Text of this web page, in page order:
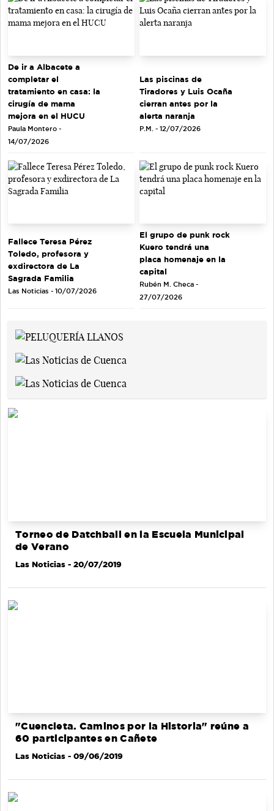
De ir a Albacete a
completar el
tratamiento en casa: la
cirugía de mama
mejora en el HUCU
Paula Montero -
14/07/2026
Las piscinas de
Tiradores y Luis Ocaña
cierran antes por la
alerta naranja
P.M. - 12/07/2026
Fallece Teresa Pérez
Toledo, profesora y
exdirectora de La
Sagrada Familia
Las Noticias - 10/07/2026
El grupo de punk rock
Kuero tendrá una
placa homenaje en la
capital
Rubén M. Checa -
27/07/2026
Torneo de Datchball en la Escuela Municipal
de Verano
Las Noticias - 20/07/2019
"Cuencleta. Caminos por la Historia" reúne a
60 participantes en Cañete
Las Noticias - 09/06/2019